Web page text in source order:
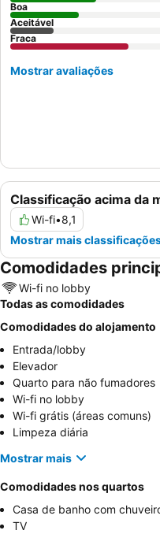
Classificação acima da
Wi-fi•8,1
Mostrar mais
Boa
Aceitável
Fraca
Mostrar avaliações
Comodidades
Wi-fi no lobby
Todas as comodidades
Comodidades do alojamento
Entrada/lobby
Elevador
Quarto para não fumadores
Wi-fi no lobby
Wi-fi grátis (áreas comuns)
Limpeza diária
Mostrar mais
Comodidades nos quartos
Casa de banho com
TV